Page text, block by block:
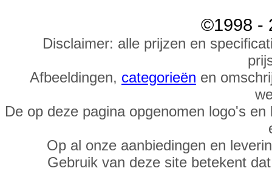
©1998 -
Disclaimer: alle prijzen en
Afbeeldingen, categorieën en
De op deze pagina opgenomen logo's
Op al onze aanbiedingen en
Gebruik van deze site betekent